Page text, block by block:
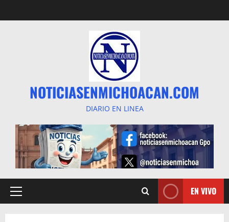
al
NOTICIASENMICHOACAN.COM
DIARIO EN LINEA
Menú
EN VIVO